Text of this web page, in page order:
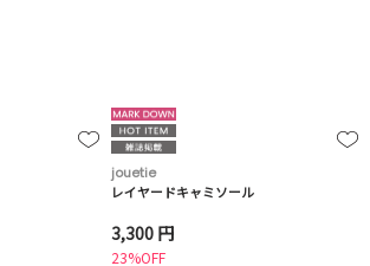
jouetie
レイヤードキャミソール
3,300 円
23%OFF